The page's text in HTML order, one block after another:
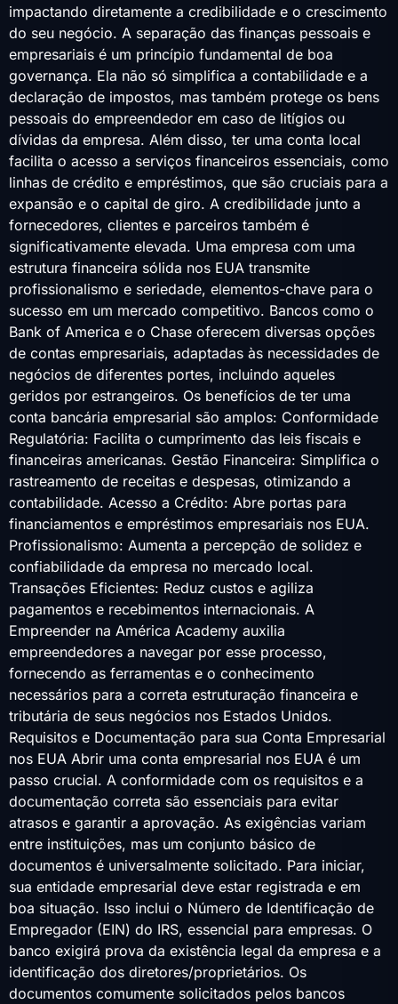
impactando diretamente a credibilidade e o crescimento
do seu negócio. A separação das finanças pessoais e
empresariais é um princípio fundamental de boa
governança. Ela não só simplifica a contabilidade e a
declaração de impostos, mas também protege os bens
pessoais do empreendedor em caso de litígios ou
dívidas da empresa. Além disso, ter uma conta local
facilita o acesso a serviços financeiros essenciais, como
linhas de crédito e empréstimos, que são cruciais para a
expansão e o capital de giro. A credibilidade junto a
fornecedores, clientes e parceiros também é
significativamente elevada. Uma empresa com uma
estrutura financeira sólida nos EUA transmite
profissionalismo e seriedade, elementos-chave para o
sucesso em um mercado competitivo. Bancos como o
Bank of America e o Chase oferecem diversas opções
de contas empresariais, adaptadas às necessidades de
negócios de diferentes portes, incluindo aqueles
geridos por estrangeiros. Os benefícios de ter uma
conta bancária empresarial são amplos: Conformidade
Regulatória: Facilita o cumprimento das leis fiscais e
financeiras americanas. Gestão Financeira: Simplifica o
rastreamento de receitas e despesas, otimizando a
contabilidade. Acesso a Crédito: Abre portas para
financiamentos e empréstimos empresariais nos EUA.
Profissionalismo: Aumenta a percepção de solidez e
confiabilidade da empresa no mercado local.
Transações Eficientes: Reduz custos e agiliza
pagamentos e recebimentos internacionais. A
Empreender na América Academy auxilia
empreendedores a navegar por esse processo,
fornecendo as ferramentas e o conhecimento
necessários para a correta estruturação financeira e
tributária de seus negócios nos Estados Unidos.
Requisitos e Documentação para sua Conta Empresarial
nos EUA Abrir uma conta empresarial nos EUA é um
passo crucial. A conformidade com os requisitos e a
documentação correta são essenciais para evitar
atrasos e garantir a aprovação. As exigências variam
entre instituições, mas um conjunto básico de
documentos é universalmente solicitado. Para iniciar,
sua entidade empresarial deve estar registrada e em
boa situação. Isso inclui o Número de Identificação de
Empregador (EIN) do IRS, essencial para empresas. O
banco exigirá prova da existência legal da empresa e a
identificação dos diretores/proprietários. Os
documentos comumente solicitados pelos bancos